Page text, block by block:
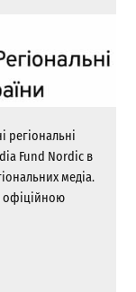
регіональні
Fund Nordic в
медіа.
офіційною